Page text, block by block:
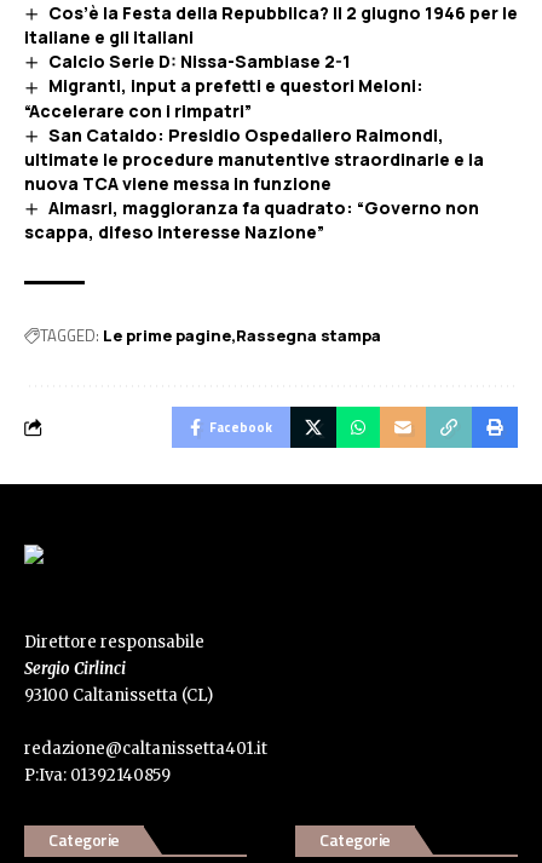
Cos’è la Festa della Repubblica? Il 2 giugno 1946 per le
italiane e gli italiani
Calcio Serie D: Nissa-Sambiase 2-1
Migranti, input a prefetti e questori Meloni:
“Accelerare con i rimpatri”
San Cataldo: Presidio Ospedaliero Raimondi,
ultimate le procedure manutentive straordinarie e la
nuova TCA viene messa in funzione
Almasri, maggioranza fa quadrato: “Governo non
scappa, difeso interesse Nazione”
TAGGED: Le prime pagine Rassegna stampa
Facebook
Direttore responsabile
Sergio Cirlinci
93100 Caltanissetta (CL)
redazione@caltanissetta401.it
P:Iva: 01392140859
Categorie Categorie